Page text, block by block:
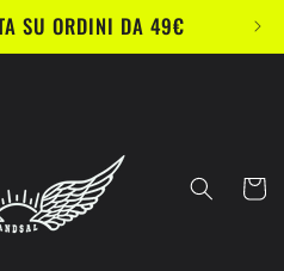
SU ORDINI DA 49€
Carrello